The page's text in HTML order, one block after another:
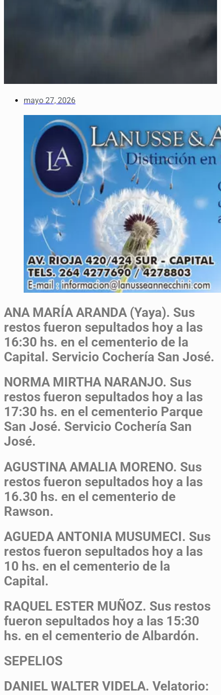
mayo 27, 2026
ANA MARÍA ARANDA (Yaya). Sus
restos fueron sepultados hoy a las
16:30 hs. en el cementerio de la
Capital. Servicio Cochería San José.
NORMA MIRTHA NARANJO. Sus
restos fueron sepultados hoy a las
17:30 hs. en el cementerio Parque
San José. Servicio Cochería San
José.
AGUSTINA AMALIA MORENO. Sus
restos fueron sepultados hoy a las
16.30 hs. en el cementerio de
Rawson.
AGUEDA ANTONIA MUSUMECI. Sus
restos fueron sepultados hoy a las
10 hs. en el cementerio de la
Capital.
RAQUEL ESTER MUÑOZ. Sus restos
fueron sepultados hoy a las 15:30
hs. en el cementerio de Albardón.
SEPELIOS
DANIEL WALTER VIDELA. Velatorio: